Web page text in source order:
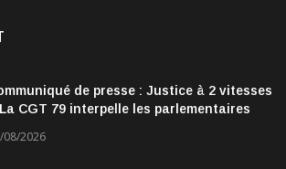
de presse : Justice à 2 vitesses
CGT 79 interpelle les parlementaires
08/2026